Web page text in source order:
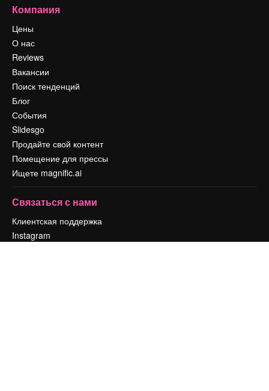
Компания
Цены
О нас
Reviews
Вакансии
Поиск тенденций
Блог
События
Slidesgo
Продайте свой контент
Помещение для прессы
Ищете magnific.ai
Связаться с нами
Клиентская поддержка
Instagram